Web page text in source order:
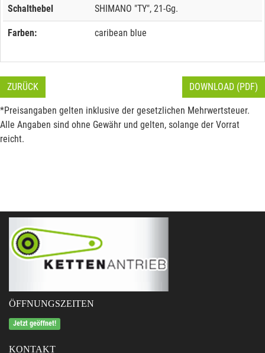
Schalthebel SHIMANO "TY", 21-Gg.
Farben: caribean blue
ZURÜCK DOWNLOAD (PDF)
*Preisangaben gelten inklusive der gesetzlichen Mehrwertsteuer.
Alle Angaben sind ohne Gewähr und gelten, solange der Vorrat
reicht.
ÖFFNUNGSZEITEN
Jetzt geöffnet!
KONTAKT